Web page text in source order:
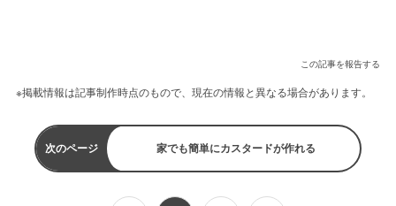
この記事を報告する
※掲載情報は記事制作時点のもので、現在の情報と異なる場合があります。
次のページ 家でも簡単にカスタードが作れる